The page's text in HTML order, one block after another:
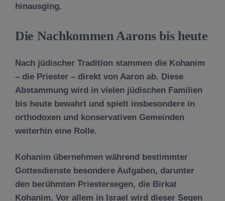
hinausging.
Die Nachkommen Aarons bis heute
Nach jüdischer Tradition stammen die Kohanim
– die Priester – direkt von Aaron ab. Diese
Abstammung wird in vielen jüdischen Familien
bis heute bewahrt und spielt insbesondere in
orthodoxen und konservativen Gemeinden
weiterhin eine Rolle.
Kohanim übernehmen während bestimmter
Gottesdienste besondere Aufgaben, darunter
den berühmten Priestersegen, die Birkat
Kohanim. Vor allem in Israel wird dieser Segen